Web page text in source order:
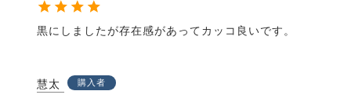
黒にしましたが存在感があってカッコ良いです。
慧太 購入者